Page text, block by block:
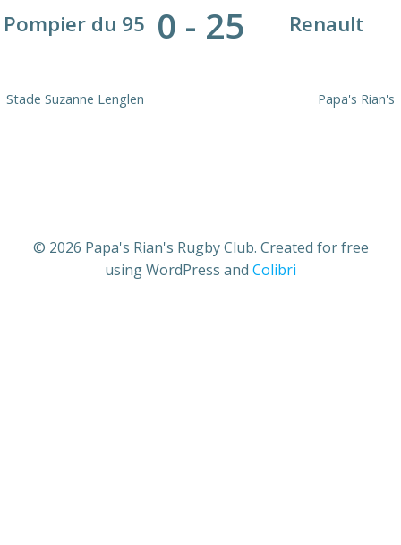
Pompier du 95 0 - 25 Renault
Stade Suzanne Lenglen Papa's Rian's
© 2026 Papa's Rian's Rugby Club. Created for free
using WordPress and Colibri